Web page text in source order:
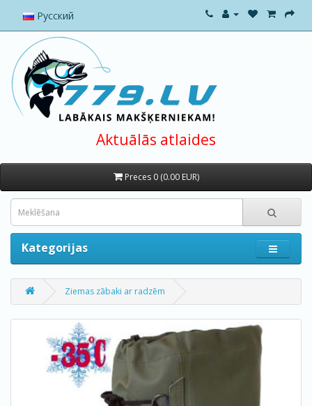
Русский
Aktuālās atlaides
Preces 0 (0.00 EUR)
Kategorijas
Ziemas zābaki ar radzēm